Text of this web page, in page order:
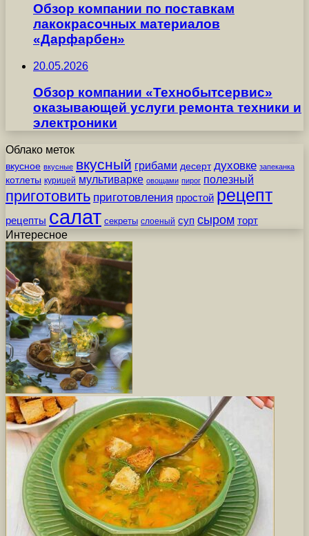
Обзор компании по поставкам
лакокрасочных материалов
«Дарфарбен»
20.05.2026
Обзор компании «Технобытсервис»
оказывающей услуги ремонта техники и
электроники
Облако меток
вкусное вкусные вкусный грибами десерт духовке запеканка
котлеты курицей мультиварке овощами пирог полезный
приготовить приготовления простой рецепт
рецепты салат секреты слоеный суп сыром торт
Интересное